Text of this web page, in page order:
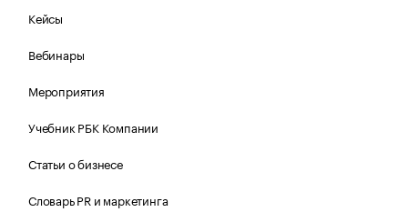
Кейсы
Вебинары
Мероприятия
Учебник РБК Компании
Статьи о бизнесе
Словарь PR и маркетинга